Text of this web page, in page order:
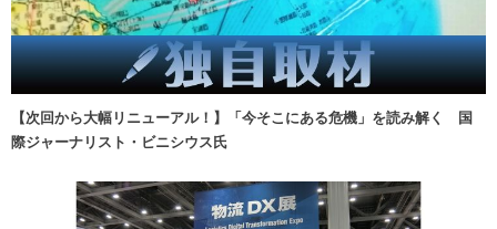
【次回から大幅リニューアル！】「今そこにある危機」を読み解く 国
際ジャーナリスト・ビニシウス氏